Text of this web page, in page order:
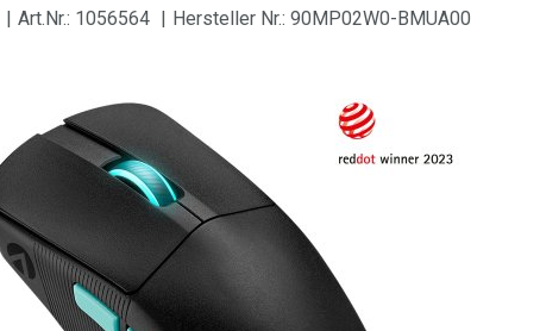
| Art.Nr.: 1056564 | Hersteller Nr.: 90MP02W0-BMUA00